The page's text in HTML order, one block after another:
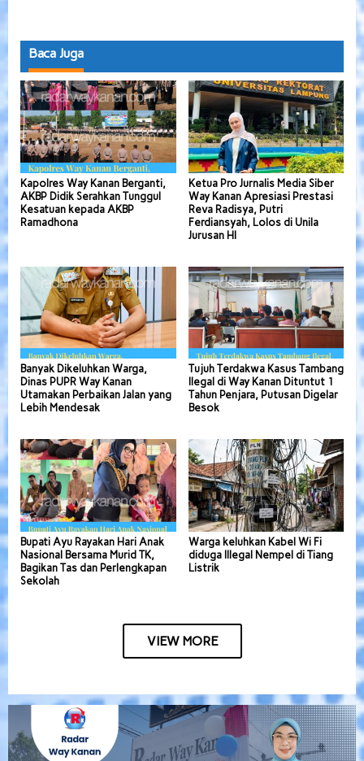
Baca Juga
Kapolres Way Kanan Berganti,
AKBP Didik Serahkan Tunggul
Kesatuan kepada AKBP
Ramadhona
Ketua Pro Jurnalis Media Siber
Way Kanan Apresiasi Prestasi
Reva Radisya, Putri
Ferdiansyah, Lolos di Unila
Jurusan HI
Banyak Dikeluhkan Warga,
Dinas PUPR Way Kanan
Utamakan Perbaikan Jalan yang
Lebih Mendesak
Tujuh Terdakwa Kasus Tambang
Ilegal di Way Kanan Dituntut 1
Tahun Penjara, Putusan Digelar
Besok
Bupati Ayu Rayakan Hari Anak
Nasional Bersama Murid TK,
Bagikan Tas dan Perlengkapan
Sekolah
Warga keluhkan Kabel Wi Fi
diduga Illegal Nempel di Tiang
Listrik
VIEW MORE